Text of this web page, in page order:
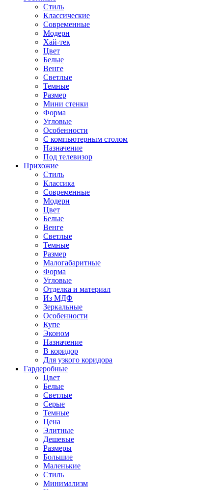
Стиль
Классические
Современные
Модерн
Хай-тек
Цвет
Белые
Венге
Светлые
Темные
Размер
Мини стенки
Форма
Угловые
Особенности
С компьютерным столом
Назначение
Под телевизор
Прихожие
Стиль
Классика
Современные
Модерн
Цвет
Белые
Венге
Светлые
Темные
Размер
Малогабаритные
Форма
Угловые
Отделка и материал
Из МДФ
Зеркальные
Особенности
Купе
Эконом
Назначение
В коридор
Для узкого коридора
Гардеробные
Цвет
Белые
Светлые
Серые
Темные
Цена
Элитные
Дешевые
Размеры
Большие
Маленькие
Стиль
Минимализм